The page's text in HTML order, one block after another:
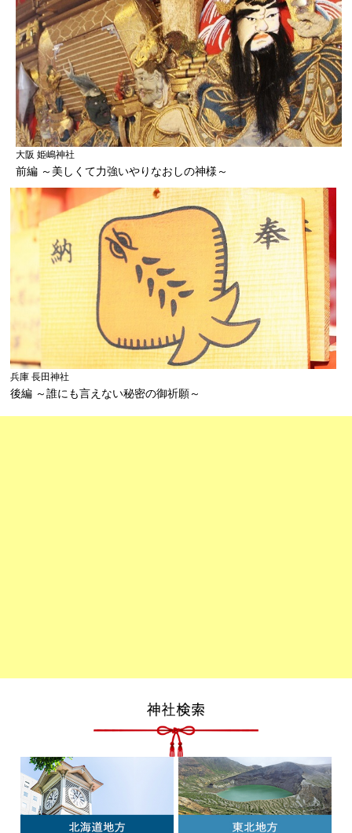
大阪 姫嶋神社
前編 ～美しくて力強いやりなおしの神様～
兵庫 長田神社
後編 ～誰にも言えない秘密の御祈願～